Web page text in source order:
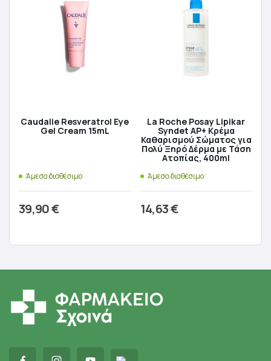
Caudalie Resveratrol Eye
Gel Cream 15mL
Άμεσα διαθέσιμο
39,90€
La Roche Posay Lipikar
Syndet AP+ Κρέμα
Καθαρισμού Σώματος για
Πολύ Ξηρό Δέρμα με Τάση
Ατοπίας, 400ml
Άμεσα διαθέσιμο
14,63€